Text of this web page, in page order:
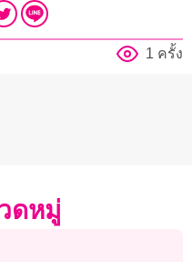
1 ครั้ง
ดหมู่